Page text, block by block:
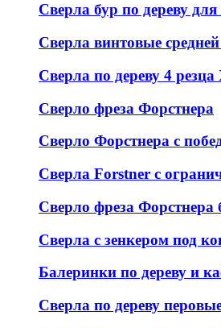
Cверла бур по дереву
Сверла винтовые
Сверла по дереву 4
Сверло фреза Форстнера
Сверло Форстнера с
Сверла Forstner с
Сверло фреза Форстнера
Сверла с зенкером под
Балеринки по дереву и
Сверла по дереву